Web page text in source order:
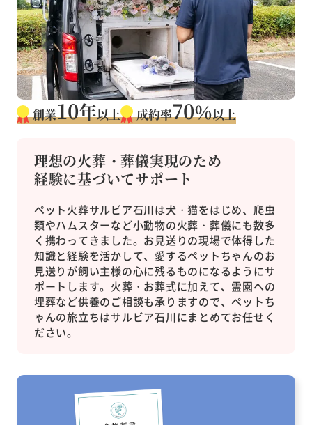
創業10年以上 成約率70％以上
理想の火葬・葬儀実現のため
経験に基づいてサポート
ペット火葬サルビア石川は犬・猫をはじめ、爬虫
類やハムスターなど小動物の火葬・葬儀にも数多
く携わってきました。お見送りの現場で体得した
知識と経験を活かして、愛するペットちゃんのお
見送りが飼い主様の心に残るものになるようにサ
ポートします。火葬・お葬式に加えて、霊園への
埋葬など供養のご相談も承りますので、ペットち
ゃんの旅立ちはサルビア石川にまとめてお任せく
ださい。